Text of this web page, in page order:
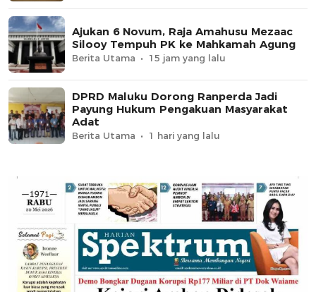
Ajukan 6 Novum, Raja Amahusu Mezaac
Silooy Tempuh PK ke Mahkamah Agung
Berita Utama 15 jam yang lalu
DPRD Maluku Dorong Ranperda Jadi
Payung Hukum Pengakuan Masyarakat
Adat
Berita Utama 1 hari yang lalu